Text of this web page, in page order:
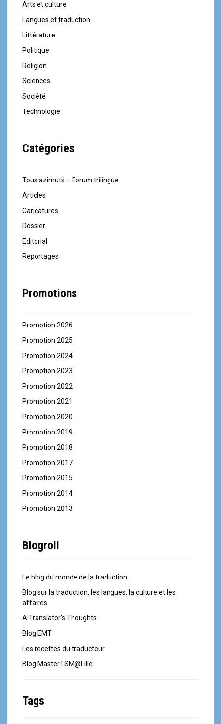
Arts et culture
Langues et traduction
Littérature
Politique
Religion
Sciences
Société
Technologie
Catégories
Tous azimuts – Forum trilingue
Articles
Caricatures
Dossier
Editorial
Reportages
Promotions
Promotion 2026
Promotion 2025
Promotion 2024
Promotion 2023
Promotion 2022
Promotion 2021
Promotion 2020
Promotion 2019
Promotion 2018
Promotion 2017
Promotion 2015
Promotion 2014
Promotion 2013
Blogroll
Le blog du monde de la traduction
Blog sur la traduction, les langues, la culture et les
affaires
A Translator's Thoughts
Blog EMT
Les recettes du traducteur
Blog MasterTSM@Lille
Tags